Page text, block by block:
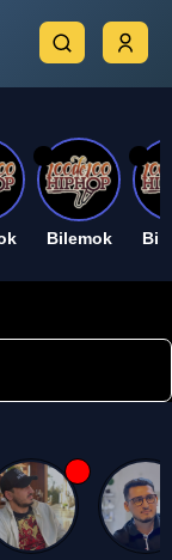
Bilemok